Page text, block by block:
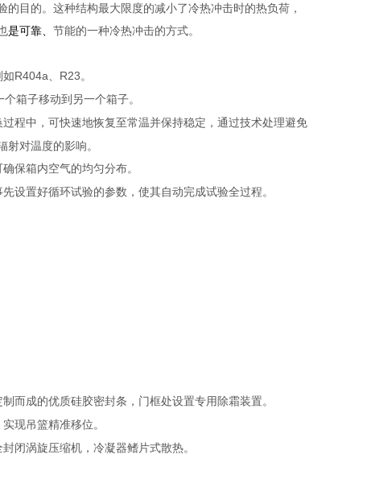
的目的。这种结构最大限度的减小了冷热冲击时的热负荷，
是可靠、 节能的一种冷热冲击的方式。
如R404a R23。
箱子移动到另一个箱子。
程中，可快速地恢复至常温并保持稳定，通过技术处理避免
射对温度的影响。
保箱内空气的均匀分布。
设置好循环试验的参数，使其自动完成试验全过程。
而成的优质硅胶密封条，门框处设置专用除霜装置。
现吊篮精准移位。
封闭涡旋压缩机，冷凝器鳍片式散热。